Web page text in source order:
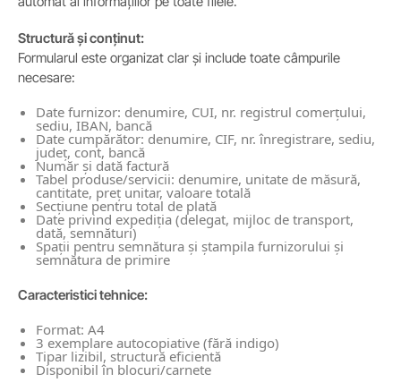
Structură și conținut:
Formularul este organizat clar și include toate câmpurile
necesare:
Date furnizor: denumire, CUI, nr. registrul comerțului,
sediu, IBAN, bancă
Date cumpărător: denumire, CIF, nr. înregistrare, sediu,
județ, cont, bancă
Număr și dată factură
Tabel produse/servicii: denumire, unitate de măsură,
cantitate, preț unitar, valoare totală
Secțiune pentru total de plată
Date privind expediția (delegat, mijloc de transport,
dată, semnături)
Spații pentru semnătura și ștampila furnizorului și
semnătura de primire
Caracteristici tehnice:
Format: A4
3 exemplare autocopiative (fără indigo)
Tipar lizibil, structură eficientă
Disponibil în blocuri/carnete